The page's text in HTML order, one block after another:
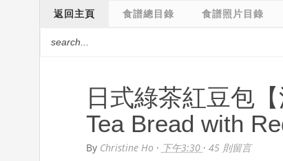
返回主頁 食譜總目錄 食譜照片目錄
日式綠茶紅豆包
Tea Bread with
By Christine Ho · 下午3:30 · 45 則留言